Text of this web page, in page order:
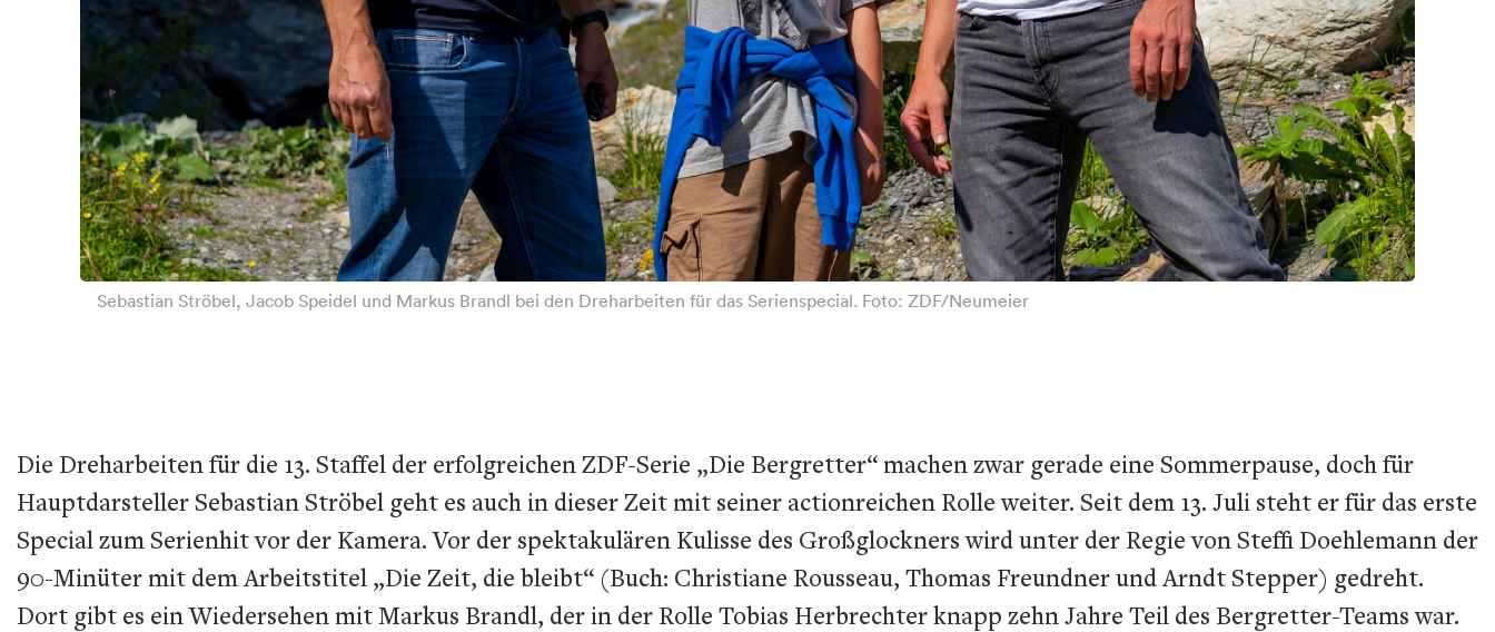
Sebastian Ströbel, Jacob Speidel und Markus Brandl bei den Dreharbeiten für das Serienspecial. Foto: ZDF/Neumeier
Die Dreharbeiten für die 13. Staffel der erfolgreichen ZDF-Serie „Die Bergretter“ machen zwar gerade eine Sommerpause, doch für
Hauptdarsteller Sebastian Ströbel geht es auch in dieser Zeit mit seiner actionreichen Rolle weiter. Seit dem 13. Juli steht er für das erste
Special zum Serienhit vor der Kamera. Vor der spektakulären Kulisse des Großglockners wird unter der Regie von Steffi Doehlemann der
90-Minüter mit dem Arbeitstitel „Die Zeit, die bleibt“ (Buch: Christiane Rousseau, Thomas Freundner und Arndt Stepper) gedreht.
Dort gibt es ein Wiedersehen mit Markus Brandl, der in der Rolle Tobias Herbrechter knapp zehn Jahre Teil des Bergretter-Teams war.